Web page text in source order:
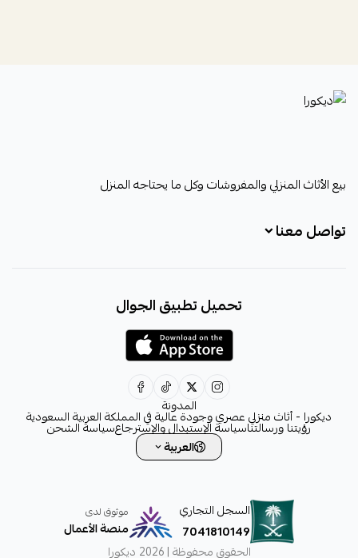
ديكورا
بيع الأثاث المنزلي والمفروشات وكل ما يحتاجه المنزل
تواصل معنا
decora6586@gmail.com
تحميل تطبيق الجوال
المدونة
ديكورا - أثاث منزلي عصري وجودة عالية في المملكة العربية السعودية
رؤيتنا ورسالتناسياسة الإستبدال والإسترجاعسياسة الشحن
العربية
السجل التجاري
7041810149
موثوق لدى
منصة الأعمال
الحقوق محفوظة | 2026
ديكورا